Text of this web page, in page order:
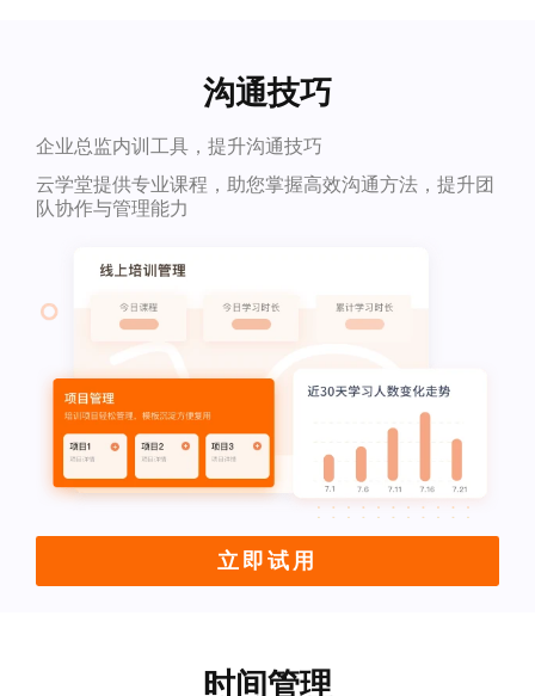
沟通技巧
企业总监内训工具，提升沟通技巧
云学堂提供专业课程，助您掌握高效沟通方法，提升团
队协作与管理能力
立即试用
时间管理